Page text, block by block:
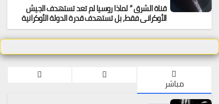
قناة الشرق ” لماذا روسيا لم تعد تستهدف الجيش
الأوكراني فقط، بل تستهدف قدرة الدولة الأوكرانية
على البقاء اقتصادياً
مباشر